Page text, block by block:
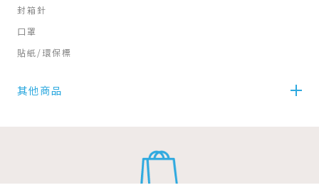
封箱針
口罩
貼紙/環保標
其他商品